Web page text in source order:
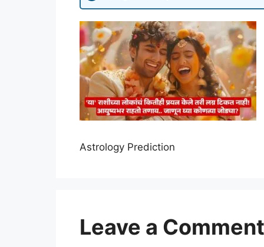
Astrology Prediction
Leave a Comment